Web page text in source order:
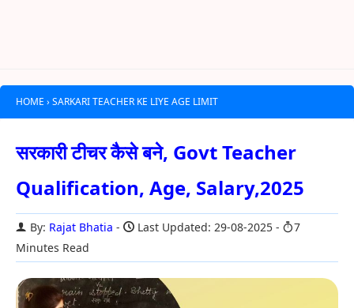
HOME › SARKARI TEACHER KE LIYE AGE LIMIT
सरकारी टीचर कैसे बने, Govt Teacher
Qualification, Age, Salary,2025
By: Rajat Bhatia Last Updated: 29-08-2025
7
Minutes Read